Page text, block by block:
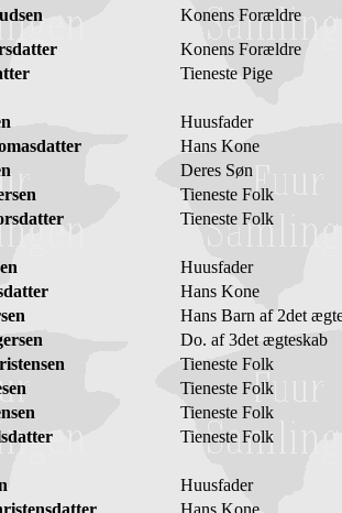
Konens Forældre
Konens Forældre
Tieneste Pige
Huusfader
Hans Kone
Deres Søn
Tieneste Folk
Tieneste Folk
Huusfader
Hans Kone
Hans Barn af 2det
Do. af 3det ægteskab
Tieneste Folk
Tieneste Folk
Tieneste Folk
Tieneste Folk
Huusfader
Hans Kone